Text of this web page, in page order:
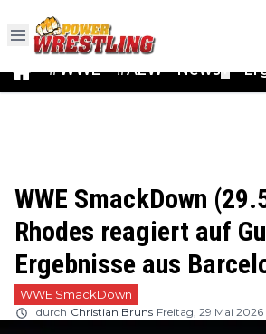
#WWE #AEW News
WWE SmackDown
Rhodes reagiert auf
Ergebnisse aus
WWE SmackDown
durch Christian Bruns Freitag, 29 Mai 2026